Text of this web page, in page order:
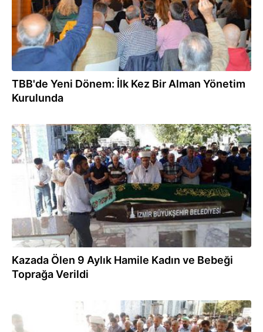
TBB'de Yeni Dönem: İlk Kez Bir Alman Yönetim
Kurulunda
12.09.2018
Kazada Ölen 9 Aylık Hamile Kadın ve Bebeği
Toprağa Verildi